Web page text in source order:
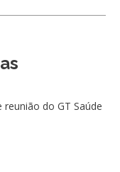
do GT Saúde